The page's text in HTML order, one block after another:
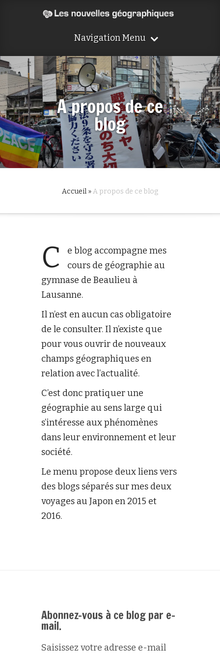
Navigation Menu
A propos de ce
blog
Accueil »A propos de ce blog
C
e blog accompagne mes
cours de géographie au
gymnase de Beaulieu à
Lausanne.
Il n’est en aucun cas obligatoire
de le consulter. Il n’existe que
pour vous ouvrir de nouveaux
champs géographiques en
relation avec l’actualité.
C’est donc pratiquer une
géographie au sens large qui
s’intéresse aux phénomènes
dans leur environnement et leur
société.
Le menu propose deux liens vers
des blogs séparés sur mes deux
voyages au Japon en 2015 et
2016.
Abonnez-vous à ce blog par e-
mail.
Saisissez votre adresse e-mail